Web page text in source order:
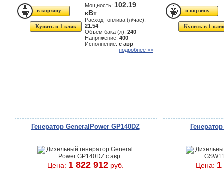
Купить в 1 клик
Мощность: 102.19
кВт
Расход топлива (л/час):
21.54
Объем бака (л): 240
Напряжение: 400
Исполнение: с авр
подробнее >>
Купить в 1
Генератор GeneralPower GP140DZ
Цена: 1 822 912руб. Цена: